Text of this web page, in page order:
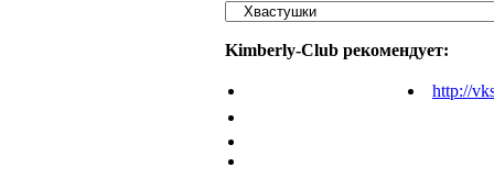
Kimberly-Club рекомендует:
http://